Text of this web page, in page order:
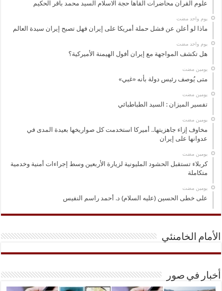
علوم القرآن محاضرات القاها حجة الاسلام السيد محمد باقر الحكيم
‏يوم واحد مضت
ماذا لو أعلن عن فشل حملة أمريكا على إيران فهل تصبح إيران سيدة العالم
‏يوم واحد مضت
هل تكشف المواجهة مع إيران أفول الهيمنة الأميركية؟
‏يومين مضت
متى يُوصف رئيس دولة بأنه «غبي»
‏يومين مضت
تفسير الميزان : السيد الطباطبائي
‏يومين مضت
مخاوف إزاء جاهزيتها.. أميركا استخدمت كل صواريخها بعيدة المدى في
عدوانها على إيران
‏يومين مضت
كربلاء تستقبل الحشود المليونية لزيارة الأربعين وسط إجراءات أمنية وخدمية
متكاملة
‏يومين مضت
على خطى الحسين (عليه السلام) د. أحمد راسم النفيس
الأمام الخامنئي
أخبار في صور